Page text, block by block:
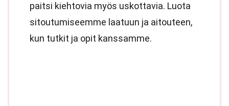
paitsi kiehtovia myös uskottavia. Luota
sitoutumiseemme laatuun ja aitouteen,
kun tutkit ja opit kanssamme.